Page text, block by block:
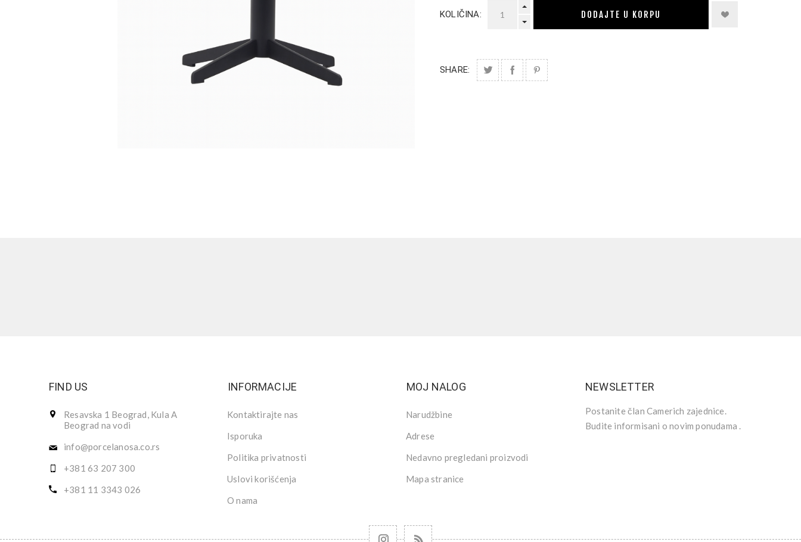
KOLIČINA: DODAJTE U KORPU
SHARE:
FIND US
Resavska 1 Beograd, Kula A
Beograd na vodi
info@porcelanosa.co.rs
+381 63 207 300
+381 11 3343 026
INFORMACIJE
Kontaktirajte nas
Isporuka
Politika privatnosti
Uslovi korišćenja
O nama
MOJ NALOG
Narudžbine
Adrese
Nedavno pregledani proizvodi
Mapa stranice
NEWSLETTER
Postanite član Camerich zajednice.
Budite informisani o novim ponudama .